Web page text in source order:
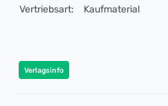
Vertriebsart:
Kaufmaterial
Verlagsinfo